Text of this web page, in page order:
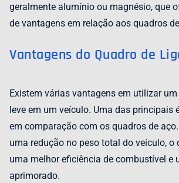
geralmente alumínio ou magnésio, que
de vantagens em relação aos quadros
Vantagens do Quadro de
Existem várias vantagens em utilizar
leve em um veículo. Uma das principais
em comparação com os quadros de
uma redução no peso total do veículo, o
uma melhor eficiência de combustível e
aprimorado.